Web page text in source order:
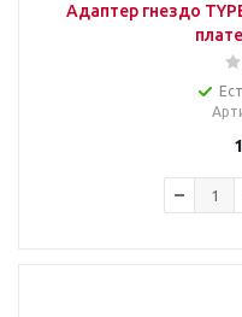
Адаптер гнездо